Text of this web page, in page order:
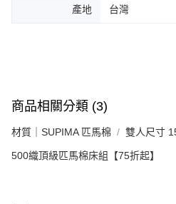
產地 台灣
商品相關分類 (3)
材質｜SUPIMA 匹馬棉 雙人尺寸
500織頂級匹馬棉床組【75折起】